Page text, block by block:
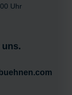
Uhr
uns.
Messung der
Analyse von
Entwicklung und
Besondere